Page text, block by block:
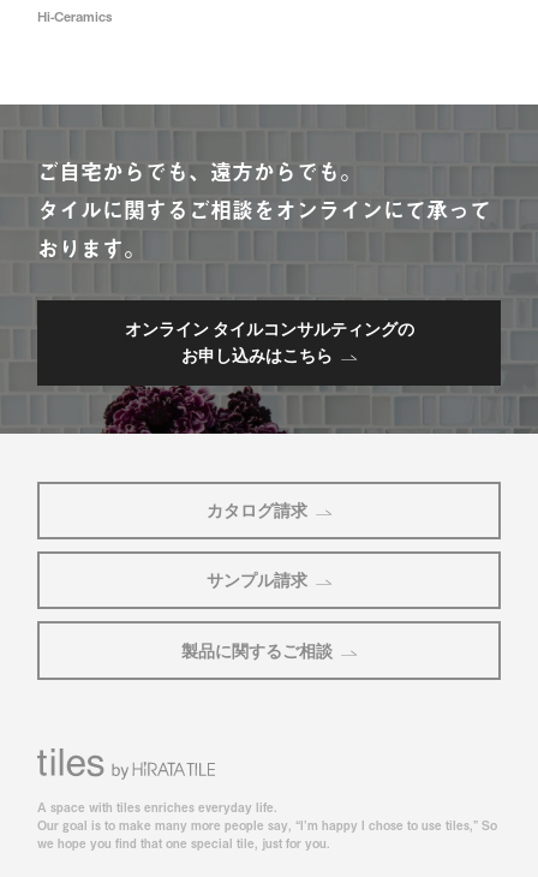
Hi-Ceramics
ご自宅からでも、遠方からでも。
タイルに関するご相談をオンラインにて承って
おります。
オンライン タイルコンサルティングの
お申し込みはこちら
カタログ請求
サンプル請求
製品に関するご相談
A space with tiles enriches everyday life.
Our goal is to make many more people say, “I’m happy I chose to use tiles,” So
we hope you find that one special tile, just for you.